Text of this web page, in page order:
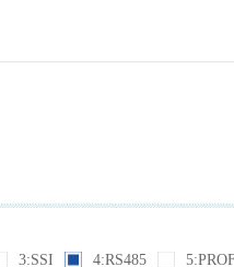
3:SSI 4:RS485